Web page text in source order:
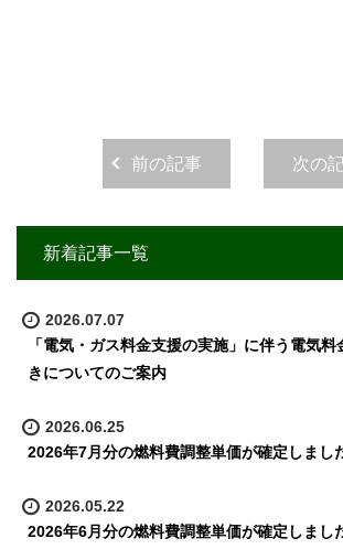
前の記事 次の
新着記事一覧
2026.07.07
「電気・ガス料金支援の実施」に伴う電気料
きについてのご案内
2026.06.25
2026年7月分の燃料費調整単価が確定しまし
2026.05.22
2026年6月分の燃料費調整単価が確定しまし